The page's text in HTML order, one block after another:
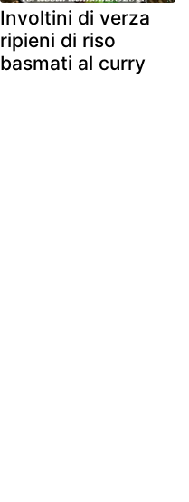
Involtini di verza
ripieni di riso
basmati al curry